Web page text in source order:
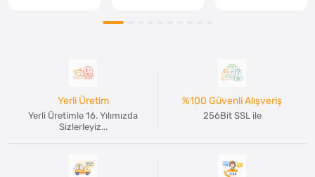
Yerli Üretim
Yerli Üretimle 16. Yılımızda
Sizlerleyiz...
%100 Güvenli Alışveriş
256Bit SSL ile